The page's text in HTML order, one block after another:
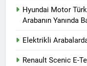
Hyundai Motor
Arabanın Yanında
Elektrikli
Renault Scenic E-